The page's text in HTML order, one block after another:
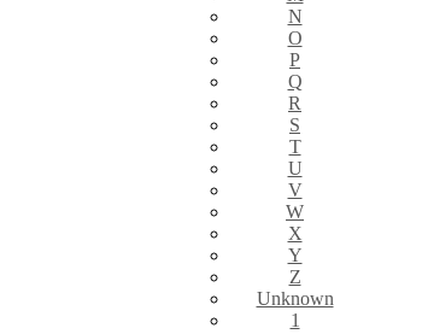
N
O
P
Q
R
S
T
U
V
W
X
Y
Z
Unknown
1